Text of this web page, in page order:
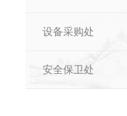
设备采购处
安全保卫处